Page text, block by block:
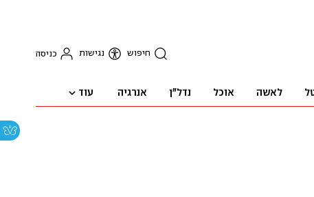
חיפוש נגישות כניסה
לאשה אוכל נדל"ן אנרגיה עוד